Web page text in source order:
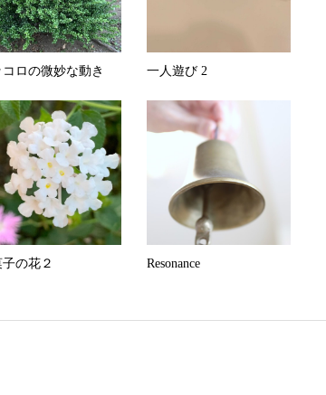
コロの微妙な動き 一人遊び 2
子の花２ Resonance